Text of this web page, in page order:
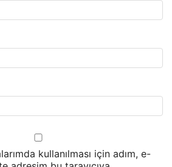
kullanılması için adım, e-